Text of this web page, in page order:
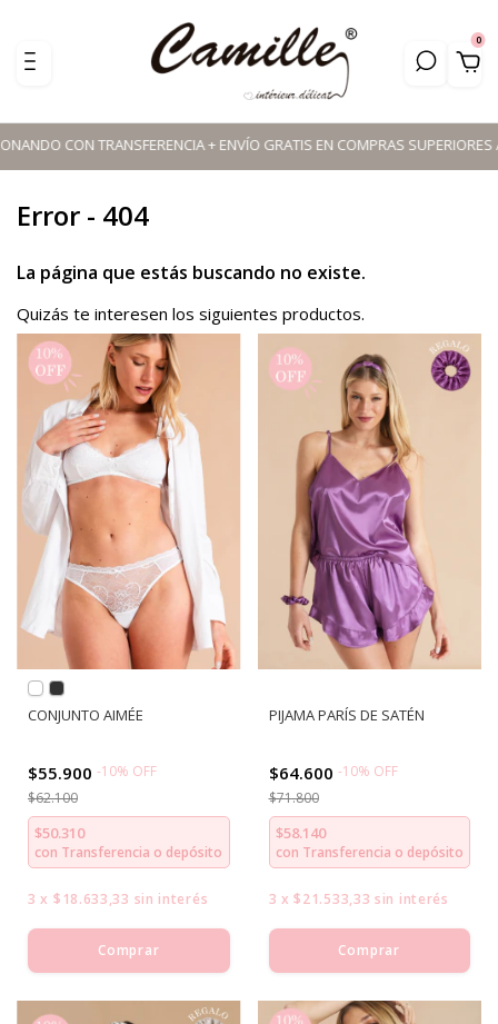
0
CON TRANSFERENCIA + ENVÍO GRATIS EN COMPRAS SUPERIORES A
Error - 404
La página que estás buscando no existe.
Quizás te interesen los siguientes productos.
CONJUNTO AIMÉE
$55.900 -10% OFF
$62.100
$50.310
con Transferencia o depósito
3 x $18.633,33 sin interés
Comprar
PIJAMA PARÍS DE SATÉN
$64.600 -10% OFF
$71.800
$58.140
con Transferencia o depósito
3 x$21.533,33 sin interés
Comprar